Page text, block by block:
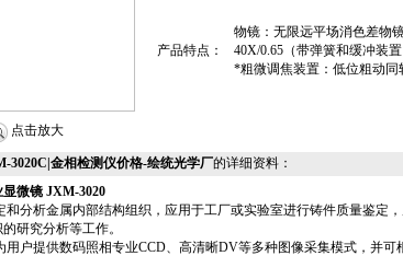
点击放大
产品特点：
物镜：无限远平场消色差物
40X/0.65（带弹簧和缓冲装
*粗微调焦装置：低位粗动同
3020C|金相检测仪价格-绘统光学厂的详细资料：
显微镜JXM-3020
和分析金属内部结构组织，应用于工厂或实验室进行铸件质量鉴定
研究分析等工作。
用户提供数码照相专业CCD、高清晰DV等多种图像采集模式，并可